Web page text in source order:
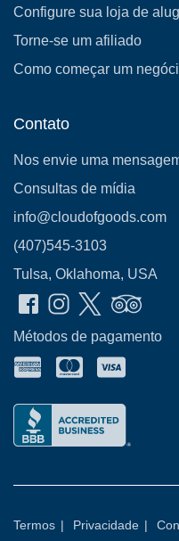
Configure sua loja de
Torne-se um afiliado
Como começar um
Contato
Nos envie uma
Consultas de mídia
info@cloudofgoods.com
(407)545-3103
Tulsa, Oklahoma, USA
Métodos de pagamento
Termos | Privacidade |